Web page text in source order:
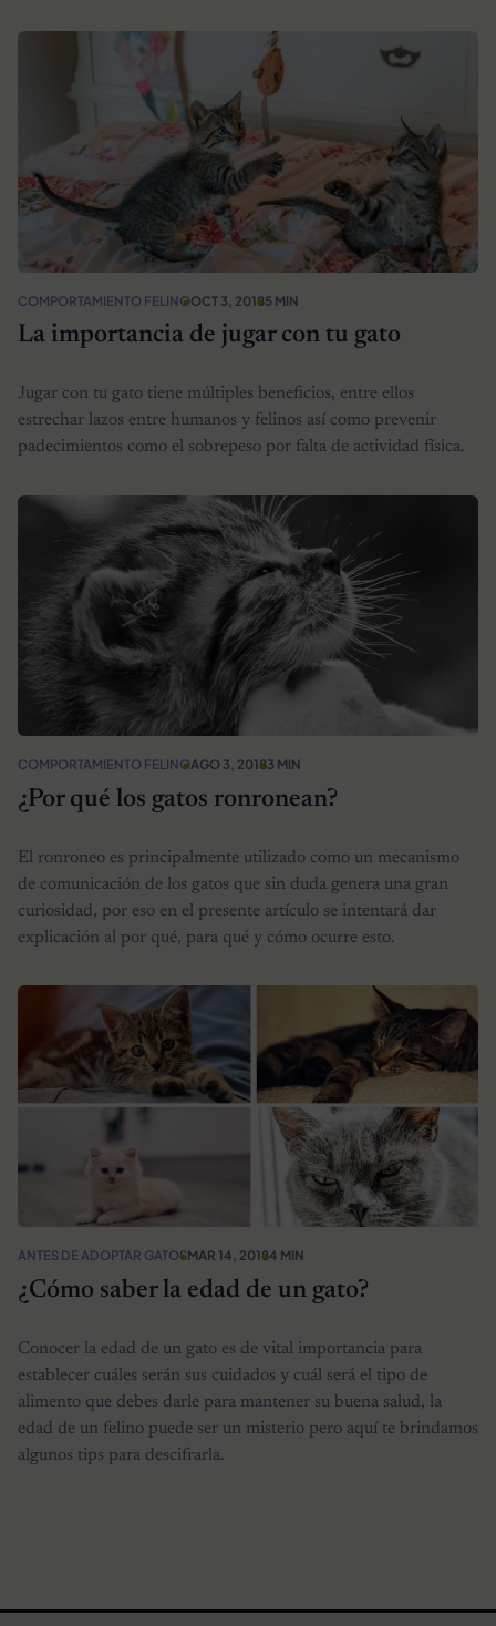
COMPORTAMIENTO FELINOOCT 3, 20185 MIN
La importancia de jugar con tu gato
Jugar con tu gato tiene múltiples beneficios, entre ellos
estrechar lazos entre humanos y felinos así como prevenir
padecimientos como el sobrepeso por falta de actividad física.
COMPORTAMIENTO FELINOAGO 3, 20183 MIN
¿Por qué los gatos ronronean?
El ronroneo es principalmente utilizado como un mecanismo
de comunicación de los gatos que sin duda genera una gran
curiosidad, por eso en el presente artículo se intentará dar
explicación al por qué, para qué y cómo ocurre esto.
ANTES DE ADOPTAR GATOSMAR 14, 20184 MIN
¿Cómo saber la edad de un gato?
Conocer la edad de un gato es de vital importancia para
establecer cuáles serán sus cuidados y cuál será el tipo de
alimento que debes darle para mantener su buena salud, la
edad de un felino puede ser un misterio pero aquí te brindamos
algunos tips para descifrarla.